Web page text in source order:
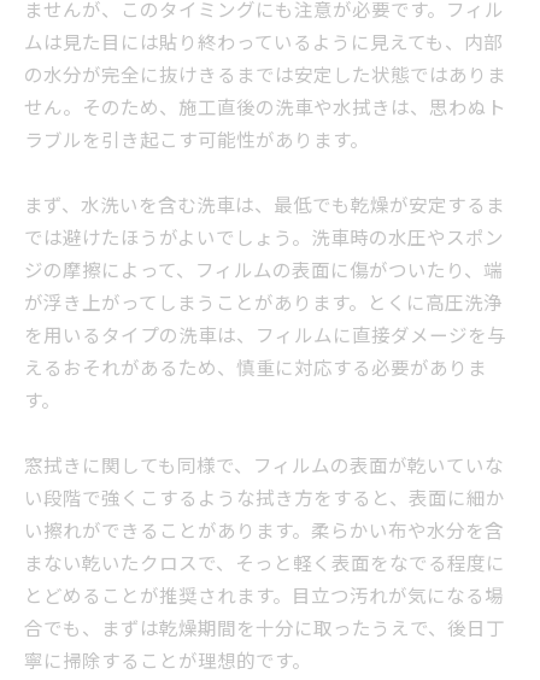
ませんが、このタイミングにも注意が必要です。フィル
ムは見た目には貼り終わっているように見えても、内部
の水分が完全に抜けきるまでは安定した状態ではありま
せん。そのため、施工直後の洗車や水拭きは、思わぬト
ラブルを引き起こす可能性があります。
まず、水洗いを含む洗車は、最低でも乾燥が安定するま
では避けたほうがよいでしょう。洗車時の水圧やスポン
ジの摩擦によって、フィルムの表面に傷がついたり、端
が浮き上がってしまうことがあります。とくに高圧洗浄
を用いるタイプの洗車は、フィルムに直接ダメージを与
えるおそれがあるため、慎重に対応する必要がありま
す。
窓拭きに関しても同様で、フィルムの表面が乾いていな
い段階で強くこするような拭き方をすると、表面に細か
い擦れができることがあります。柔らかい布や水分を含
まない乾いたクロスで、そっと軽く表面をなでる程度に
とどめることが推奨されます。目立つ汚れが気になる場
合でも、まずは乾燥期間を十分に取ったうえで、後日丁
寧に掃除することが理想的です。